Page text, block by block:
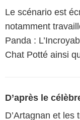
Le scénario est
notamment
Panda :
Chat Potté ainsi
D’après le
D’Artagnan et les